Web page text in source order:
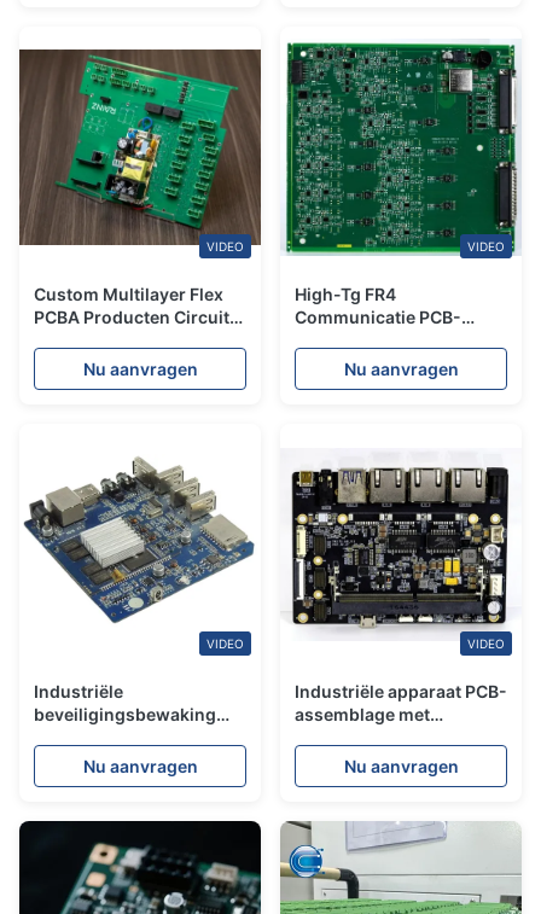
VIDEO
Custom Multilayer Flex
PCBA Producten Circuit
SMT Quick Turn
Nu aanvragen
VIDEO
High-Tg FR4
Communicatie PCB-
draai SMT-
ondersteuning High-
Nu aanvragen
VIDEO
Industriële
beveiligingsbewaking
oppervlakte montage
Door PCBA-fabrikant
Nu aanvragen
VIDEO
Industriële apparaat PCB-
assemblage met
SMT PCBA-fabrikant
Nu aanvragen